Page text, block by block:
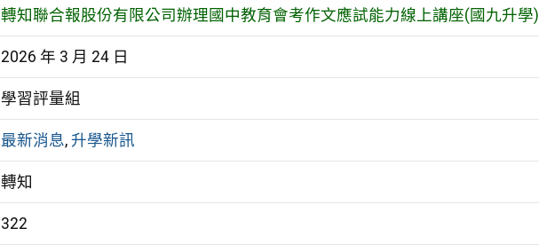
轉知聯合報股份有限公司辦理國中教育會考作文應試能力線上講座(國九升學)
2026 年 3 月 24 日
學習評量組
最新消息, 升學新訊
轉知
322